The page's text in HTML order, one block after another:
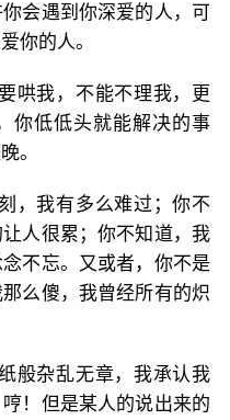
会遇到你深爱的人，可
你的人。
哄我，不能不理我，更
你低低头就能解决的事
。
，我有多么难过；你不
人很累；你不知道，我
不忘。又或者，你不是
么傻，我曾经所有的炽
般杂乱无章，我承认我
！但是某人的说出来的